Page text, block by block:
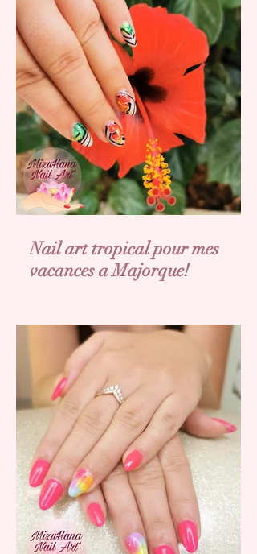
Nail art tropical pour mes
vacances a Majorque!